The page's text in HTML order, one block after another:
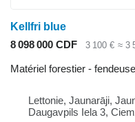
Kellfri blue
8 098 000 CDF
3 100 € ≈ 3
Matériel forestier -
Lettonie, Jaunarāji,
Daugavpils Iela 3,